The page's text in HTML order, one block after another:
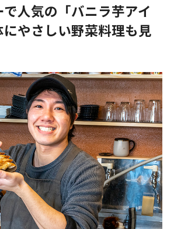
人気の「バニラ芋アイ
やさしい野菜料理も見